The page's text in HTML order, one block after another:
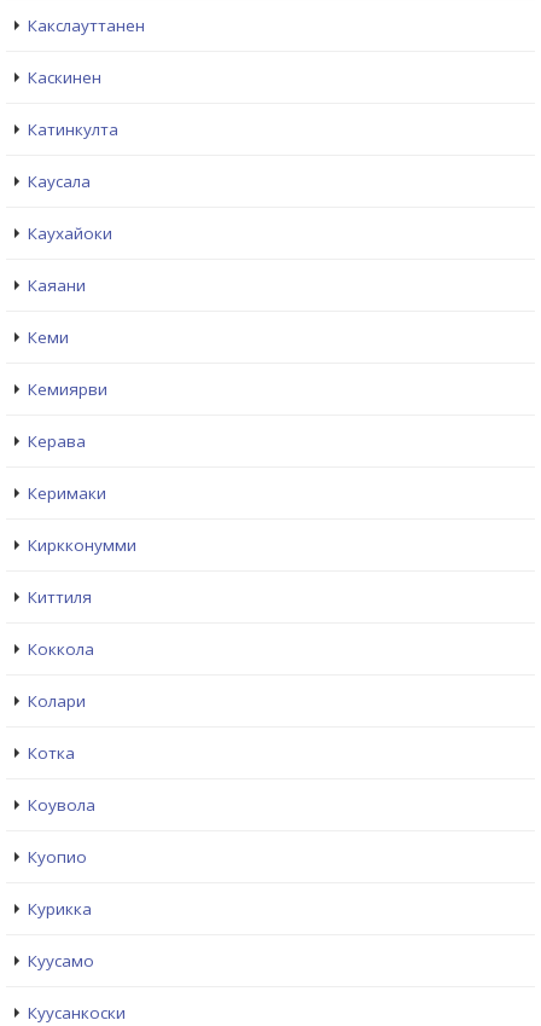
Какслауттанен
Каскинен
Катинкулта
Каусала
Каухайоки
Каяани
Кеми
Кемиярви
Керава
Керимаки
Киркконумми
Киттиля
Коккола
Колари
Котка
Коувола
Куопио
Курикка
Куусамо
Куусанкоски